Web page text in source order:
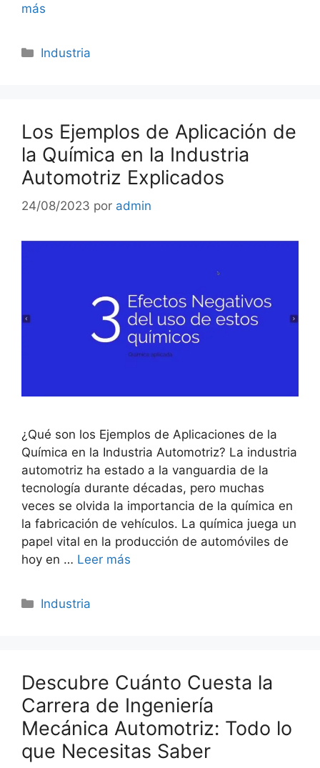
más
Categorías
Industria
Los Ejemplos de Aplicación de
la Química en la Industria
Automotriz Explicados
24/08/2023 por admin
¿Qué son los Ejemplos de Aplicaciones de la
Química en la Industria Automotriz? La industria
automotriz ha estado a la vanguardia de la
tecnología durante décadas, pero muchas
veces se olvida la importancia de la química en
la fabricación de vehículos. La química juega un
papel vital en la producción de automóviles de
hoy en … Leer más
Categorías
Industria
Descubre Cuánto Cuesta la
Carrera de Ingeniería
Mecánica Automotriz: Todo lo
que Necesitas Saber